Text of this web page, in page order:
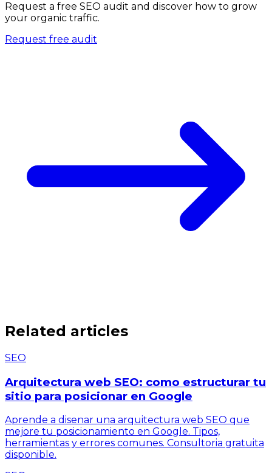
Request a free SEO audit and discover how to grow
your organic traffic.
Request free audit
Related articles
SEO
Arquitectura web SEO: como estructurar tu
sitio para posicionar en Google
Aprende a disenar una arquitectura web SEO que
mejore tu posicionamiento en Google. Tipos,
herramientas y errores comunes. Consultoria gratuita
disponible.